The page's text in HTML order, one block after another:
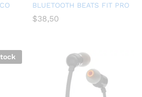
BLUETOOTH BEATS FIT PRO
$38,50